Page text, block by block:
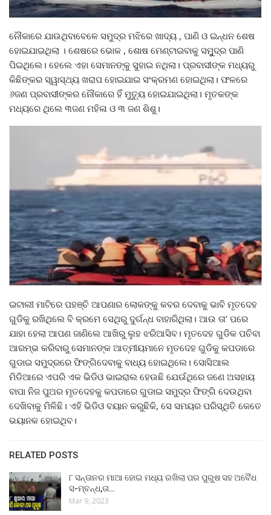
ନୌକାରେ ଯାଉଥିବାବେଳେ ସମୁଦ୍ର ମଝିରେ ଖାଦ୍ୟ , ପାଣି ଓ ଇନ୍ଧନ ଶେଷ
ହୋଇଯାଇଥିଲା । ଶେଷରେ ଭୋକ , ଶୋଷ ମେଣ୍ଟାଇବାକୁ ସମୁୁଦ୍ର ପାଣି
ପିଇଥିଲେ। ହେଲେ ଏହା ସେମାନଙ୍କୁ ସୁହାଇ ନଥିଲା। ପ୍ରବାସୀଙ୍କ ମଧ୍ୟରୁ
କିଛିଙ୍କର ସ୍ୱାସ୍ଥ୍ୟ ଖରାପ ହୋଇଯାଇ ସଂକ୍ରମଣ ହୋଇଥିଲା। ଫଳରେ
୬ଜଣ ପ୍ରବାସୀଙ୍କର ନୌକାରେ ହିଁ ମୁତ୍ୟୁ ହୋଇଯାଇଥିଲା। ମୃତକଙ୍କ
ମଧ୍ୟରେ ଥିଲେ ୩ଜଣ ମହିଳା ଓ ୩ ଜଣ ଶିଶୁ।
ଇଟାଲୀ ମାଟିରେ ପହଞ୍ଚି ଆପଣାର ଲୋକଙ୍କୁ କବର ଦେବାକୁ ଭାବି ମୃତଦେହ
ଗୁଡିକୁ ରଖିଥିଲେ ବି କ୍ରମେ ସେଥିରୁ ଦୁର୍ଗନ୍ଧ ବାହାରିଥିଲା। ଆଉ ତା’ ପରେ
ଯାହା ହେଲା ଆପଣ ଜାଣିଲେ ଆଖିରୁ ଲୁହ ଝରିଆସିବ। ମୃତଦେହ ଗୁଡିକ ପଚିବା
ଆରମ୍ଭ କରିବାରୁ ସେମାନଙ୍କ ଆତ୍ମୀୟମାନେ ମୃତଦେହ ଗୁଡିକୁ କପଡାରେ
ଗୁଡାଇ ସମୁଦ୍ରରେ ଫିଙ୍ଗିଦେବାକୁ ବାଧ୍ୟ ହୋଇଥିଲେ। ସୋସିଆଲ
ମିଡିଆରେ ଏପରି ଏକ ଭିଡିଓ ଭାଇରାଲ ହେଉଛି ଯେଉଁଥିରେ ଜଣେ ଅସହାୟ
ବାପା ନିଜ ପୁଅର ମୃତଦେହକୁ କପଡାରେ ଗୁଡାଇ ସମୁଦ୍ର ଫିଙ୍ଗି ଦେଉଥିବା
ଦେଖିବାକୁ ମିଳିଛି। ଏହି ଭିଡିଓ ବୟାନ କରୁଛିକି, ସେ ସମୟର ପରିସ୍ଥିତି କେତେ
ଭୟାନକ ହୋଇଥିବ।
RELATED POSTS
୮ ସନ୍ତାନର ମାଆ ହୋଇ ମଧ୍ୟ ରଖିଲା ପର ପୁରୁଷ ସହ ଅବୈଧ
ସ-ମ୍ବନ୍ଧ,ତା…
Mar 9, 2023